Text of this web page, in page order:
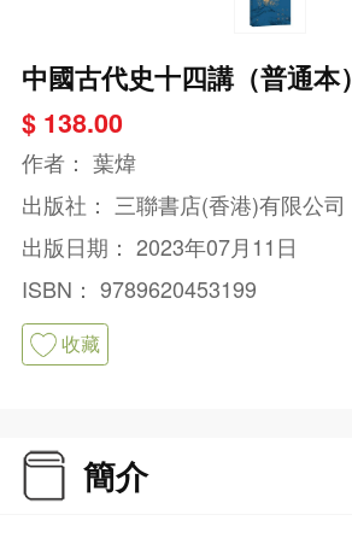
中國古代史十四講（普通本）
$ 138.00
作者： 葉煒
出版社： 三聯書店(香港)有限公司
出版日期： 2023年07月11日
ISBN： 9789620453199
收藏
簡介